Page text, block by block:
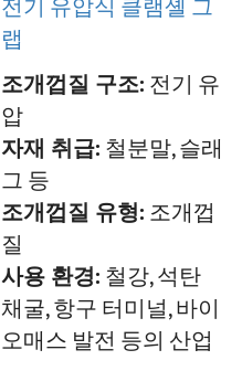
전기 유압식 클램셸 그
랩
조개껍질 구조:전기 유
압
자재 취급:철분말, 슬래
그 등
조개껍질 유형:조개껍
질
사용 환경:철강, 석탄
채굴, 항구 터미널, 바이
오매스 발전 등의 산업